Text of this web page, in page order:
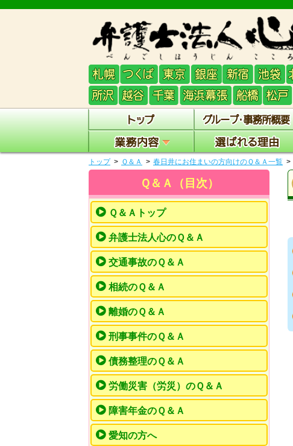
トップ Ｑ＆Ａ 春日井にお住まいの方向けのＱ＆Ａ一覧
Ｑ＆Ａ（目次）
Ｑ＆Ａトップ
弁護士法人心のＱ＆Ａ
交通事故のＱ＆Ａ
相続のＱ＆Ａ
離婚のＱ＆Ａ
刑事事件のＱ＆Ａ
債務整理のＱ＆Ａ
労働災害（労災）のＱ＆Ａ
障害年金のＱ＆Ａ
愛知の方へ